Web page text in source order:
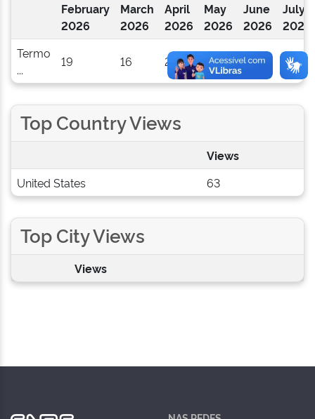
February
2026
March
2026
April
2026
May
2026
June
2026
July
2026
Termo
...
19 16 23 18 41 50
Top Country Views
Views
United States
63
Top City Views
Views